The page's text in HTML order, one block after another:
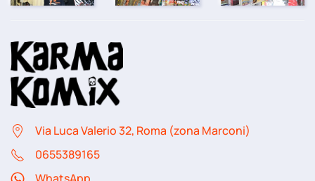
Via Luca Valerio 32, Roma (zona Marconi)
0655389165